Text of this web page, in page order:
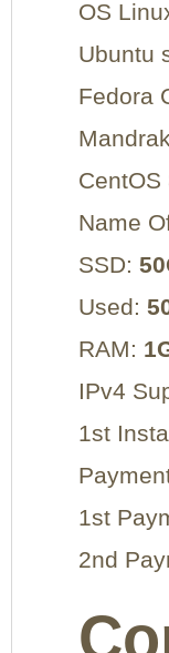
OS
Ubuntu
Fedora
CentOS
Name
SSD:
Used:
RAM:
IPv4
1st
1st
2nd